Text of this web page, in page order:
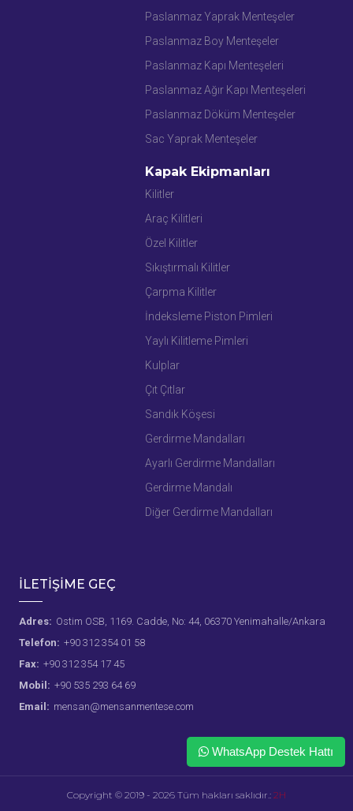
Paslanmaz Yaprak Menteşeler
Paslanmaz Boy Menteşeler
Paslanmaz Kapı Menteşeleri
Paslanmaz Ağır Kapı Menteşeleri
Paslanmaz Döküm Menteşeler
Sac Yaprak Menteşeler
Kapak Ekipmanları
Kilitler
Araç Kilitleri
Özel Kilitler
Sıkıştırmalı Kilitler
Çarpma Kilitler
İndeksleme Piston Pimleri
Yaylı Kilitleme Pimleri
Kulplar
Çıt Çıtlar
Sandık Köşesi
Gerdirme Mandalları
Ayarlı Gerdirme Mandalları
Gerdirme Mandalı
Diğer Gerdirme Mandalları
İLETİŞİME GEÇ
Adres: Ostim OSB, 1169. Cadde, No: 44, 06370 Yenimahalle/Ankara
Telefon: +90 312 354 01 58
Fax: +90 312 354 17 45
Mobil: +90 535 293 64 69
Email: mensan@mensanmentese.com
Copyright © 2019 - 2026 Tüm hakları saklıdır.: 2H
WhatsApp Destek Hattı